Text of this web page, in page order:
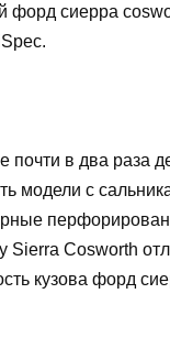
форд сиерра
почти в два раза
модели с
Cosworth
кузова форд